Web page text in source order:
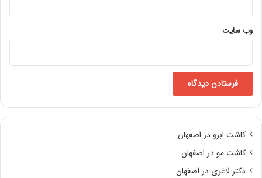
وب‌ سایت
کاشت ابرو در اصفهان
کاشت مو در اصفهان
دکتر لاغری در اصفهان